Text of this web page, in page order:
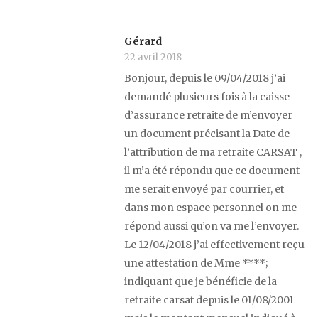
Gérard
22 avril 2018
Bonjour, depuis le 09/04/2018 j’ai
demandé plusieurs fois à la caisse
d’assurance retraite de m’envoyer
un document précisant la Date de
l’attribution de ma retraite CARSAT ,
il m’a été répondu que ce document
me serait envoyé par courrier, et
dans mon espace personnel on me
répond aussi qu’on va me l’envoyer.
Le 12/04/2018 j’ai effectivement reçu
une attestation de Mme ****;
indiquant que je bénéficie de la
retraite carsat depuis le 01/08/2001